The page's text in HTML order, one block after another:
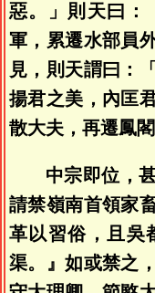
惡。」則天曰：
軍，累遷水部員
見，則天謂曰：
揚君之美，內匡
散大夫，再遷鳳閣
中宗即位，
請禁嶺南首領家
革以習俗，且吳
渠。』如或禁之